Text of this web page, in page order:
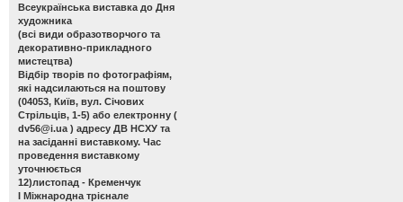
Всеукраїнська виставка до Дня
художника
(всі види образотворчого та
декоративно-прикладного
мистецтва)
Відбір творів по фотографіям,
які надсилаються на поштову
(04053, Київ, вул. Січових
Стрільців, 1-5) або електронну (
dv56@i.ua ) адресу ДВ НСХУ та
на засіданні виставкому. Час
проведення виставкому
уточнюється
12)листопад - Кременчук
І Міжнародна трієнале